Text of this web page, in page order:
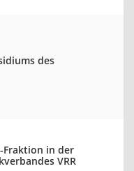
des
Fraktion in der
VRR